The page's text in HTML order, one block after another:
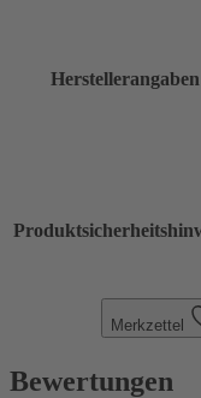
Herstellerangaben
Merkzettel
Bewertungen